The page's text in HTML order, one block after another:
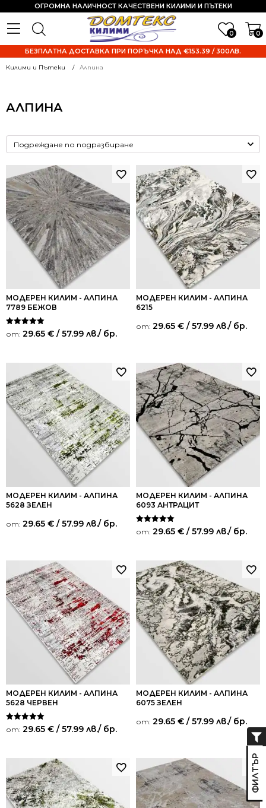
0 0
ОГРОМНА НАЛИЧНОСТ КАЧЕСТВЕНИ КИЛИМИ И ПЪТЕКИ
БЕЗПЛАТНА ДОСТАВКА ПРИ ПОРЪЧКА НАД €153.39 / 300ЛВ.
Килими и Пътеки Алпина
АЛПИНА
МОДЕРЕН КИЛИМ - АЛПИНА
7789 БЕЖОВ
Оценено на
5.00
от: 29.65 € / 57.99 лв./ бр.
МОДЕРЕН КИЛИМ - АЛПИНА
6215
от: 29.65 € / 57.99 лв./ бр.
МОДЕРЕН КИЛИМ - АЛПИНА
5628 ЗЕЛЕН
от: 29.65 € / 57.99 лв./ бр.
МОДЕРЕН КИЛИМ - АЛПИНА
6093 АНТРАЦИТ
Оценено на
5.00
от: 29.65 € / 57.99 лв./ бр.
МОДЕРЕН КИЛИМ - АЛПИНА
5628 ЧЕРВЕН
Оценено на
5.00
от: 29.65 € / 57.99 лв./ бр.
МОДЕРЕН КИЛИМ - АЛПИНА
6075 ЗЕЛЕН
от: 29.65 € / 57.99 лв./ бр.